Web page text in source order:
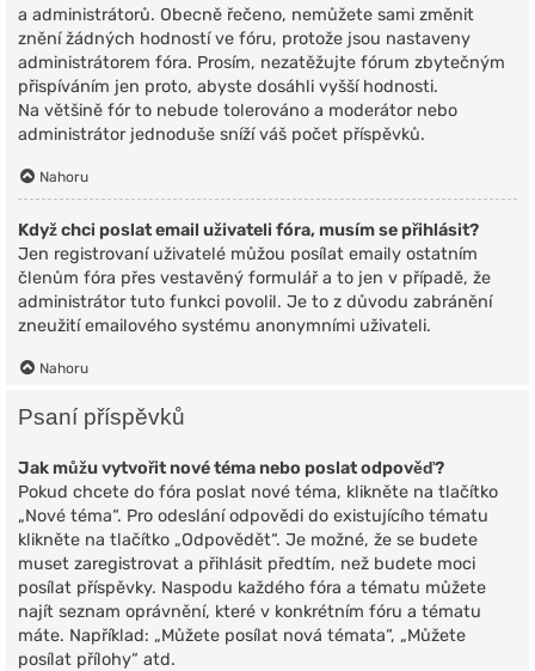
a administrátorů. Obecně řečeno, nemůžete sami změnit
znění žádných hodností ve fóru, protože jsou nastaveny
administrátorem fóra. Prosím, nezatěžujte fórum zbytečným
přispíváním jen proto, abyste dosáhli vyšší hodnosti.
Na většině fór to nebude tolerováno a moderátor nebo
administrátor jednoduše sníží váš počet příspěvků.
Nahoru
Když chci poslat email uživateli fóra, musím se přihlásit?
Jen registrovaní uživatelé můžou posílat emaily ostatním
členům fóra přes vestavěný formulář a to jen v případě, že
administrátor tuto funkci povolil. Je to z důvodu zabránění
zneužití emailového systému anonymními uživateli.
Nahoru
Psaní příspěvků
Jak můžu vytvořit nové téma nebo poslat odpověď?
Pokud chcete do fóra poslat nové téma, klikněte na tlačítko
„Nové téma“. Pro odeslání odpovědi do existujícího tématu
klikněte na tlačítko „Odpovědět“. Je možné, že se budete
muset zaregistrovat a přihlásit předtím, než budete moci
posílat příspěvky. Naspodu každého fóra a tématu můžete
najít seznam oprávnění, které v konkrétním fóru a tématu
máte. Například: „Můžete posílat nová témata“, „Můžete
posílat přílohy“ atd.